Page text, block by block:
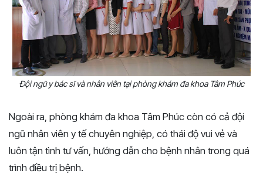
Đội ngũ y bác sĩ và nhân viên tại phòng khám đa khoa Tâm Phúc
Ngoài ra, phòng khám đa khoa Tâm Phúc còn có cả đội
ngũ nhân viên y tế chuyên nghiệp, có thái độ vui vẻ và
luôn tận tình tư vấn, hướng dẫn cho bệnh nhân trong quá
trình điều trị bệnh.